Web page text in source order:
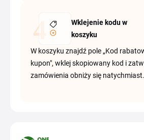
Wklejenie kodu w
koszyku
W koszyku znajdź pole „Kod
kupon", wklej skopiowany kod i
zamówienia obniży się natychmiast.